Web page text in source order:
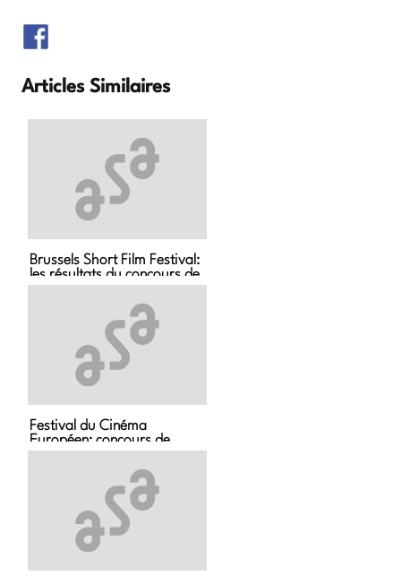
Articles Similaires
Brussels Short Film Festival:
les résultats du concours de
scénario
Festival du Cinéma
Européen: concours de